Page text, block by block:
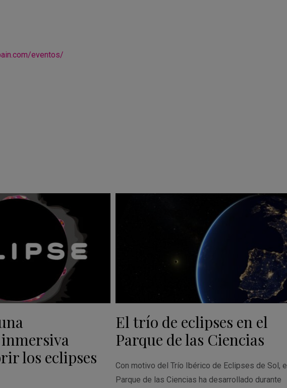
eventos/
los eclipses
El trío de eclipses en el
Parque de las Ciencias
Con motivo del Trío Ibérico de Eclipses de Sol, el
Parque de las Ciencias ha desarrollado durante